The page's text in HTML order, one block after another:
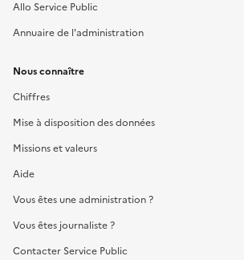
Allo Service Public
Annuaire de l'administration
Nous connaître
Chiffres
Mise à disposition des données
Missions et valeurs
Aide
Vous êtes une administration ?
Vous êtes journaliste ?
Contacter Service Public